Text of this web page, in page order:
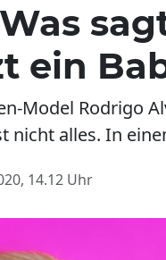
Was
ein
Model Rodrigo
nicht alles. In
14.12 Uhr